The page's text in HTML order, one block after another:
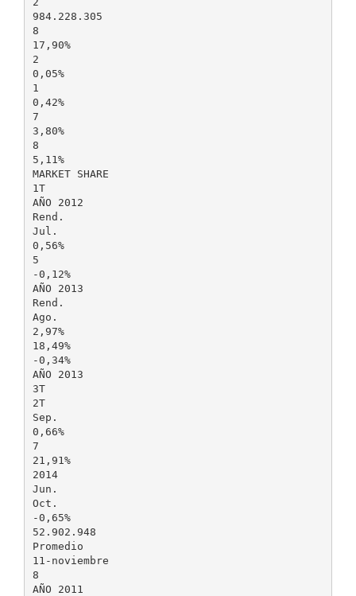
984.228.305
8
17,90%
2
0,05%
1
0,42%
7
3,80%
8
5,11%
MARKET SHARE
1T
AÑO 2012
Rend.
Jul.
0,56%
5
-0,12%
AÑO 2013
Rend.
Ago.
2,97%
18,49%
-0,34%
AÑO 2013
3T
2T
Sep.
0,66%
7
21,91%
2014
Jun.
Oct.
-0,65%
52.902.948
Promedio
11-noviembre
8
AÑO 2011